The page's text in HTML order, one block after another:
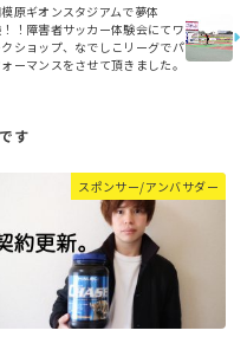
原ギオンスタジアムで夢体
！障害者サッカー体験会にてワ
ショップ、なでしこリーグでパ
ーマンスをさせて頂きました。
スポンサー/アンバサダー